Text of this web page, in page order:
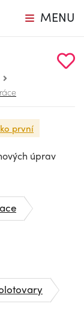
MENU
první
úprav